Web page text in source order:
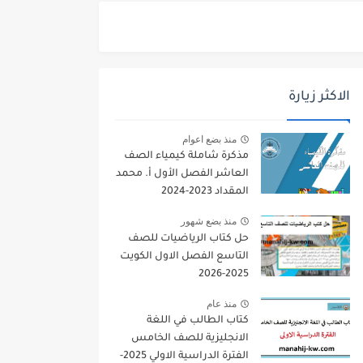
الاكثر زيارة
منذ بضع اعوام
مذكرة شاملة كيمياء الصف
العاشر الفصل الأول أ. محمد
المقداد 2023-2024
منذ بضع شهور
حل كتاب الرياضيات للصف
التاسع الفصل الاول الكويت
2025-2026
منذ عام
كتاب الطالب في اللغة
الانجليزية للصف الخامس
الفترة الدراسية الاولي 2025-